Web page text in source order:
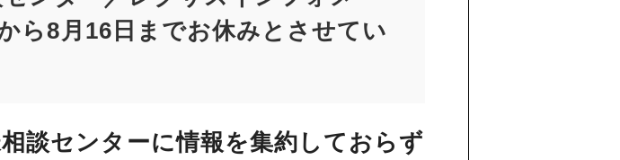
ら8月16日までお休みとさせてい
談センターに情報を集約しておらず